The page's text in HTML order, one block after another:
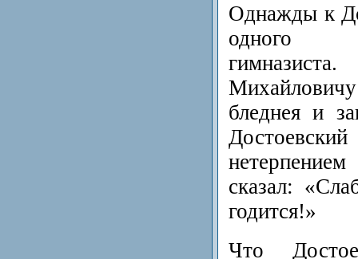
Однажды к
одного
Михайловичу
бледнея и
сказал:
годится!»
Что